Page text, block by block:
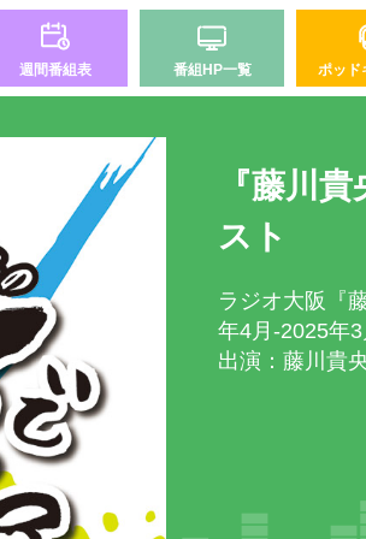
週間番組表 番組HP一覧 ポッド
『藤川
スト
ラジオ大阪『
年4月-2025年
出演：藤川貴